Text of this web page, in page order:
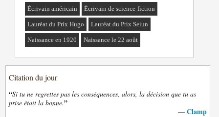
Écrivain américain Écrivain de science-fiction
Lauréat du Prix Hugo Lauréat du Prix Seiun
Naissance en 1920 Naissance le 22 août
Citation du jour
“Si tu ne regrettes pas les conséquences, alors, la décision que tu as
prise était la bonne.”
— Clamp